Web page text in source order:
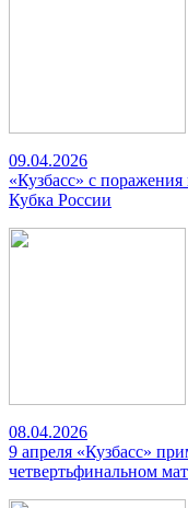
09.04.2026
«Кузбасс» с
Кубка России
08.04.2026
9 апреля «Кузбасс»
четвертьфинальном